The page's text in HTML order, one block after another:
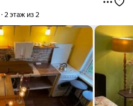
2 этаж из 2